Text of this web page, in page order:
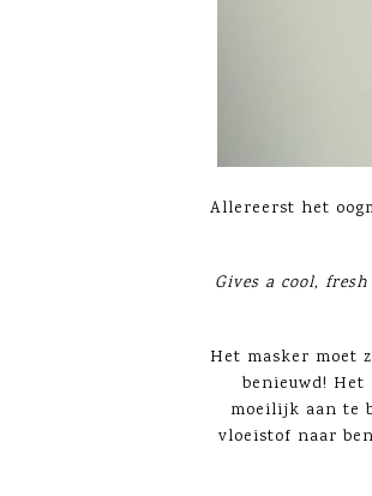
Allereerst het
Gives a cool,
Het masker moet
benieuwd!
moeilijk aan te
vloeistof naar